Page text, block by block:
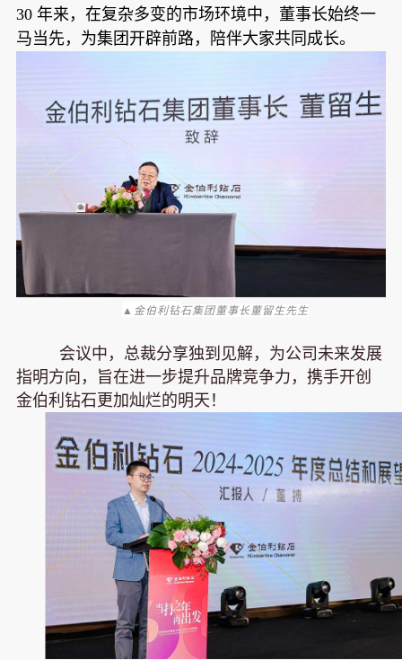
30 年来，在复杂多变的市场环境中，董事长始终一
马当先，为集团开辟前路，陪伴大家共同成长。
▲ 金伯利钻石集团董事长董留生先生
会议中，总裁分享独到见解，为公司未来发展
指明方向，旨在进一步提升品牌竞争力，携手开创
金伯利钻石更加灿烂的明天！